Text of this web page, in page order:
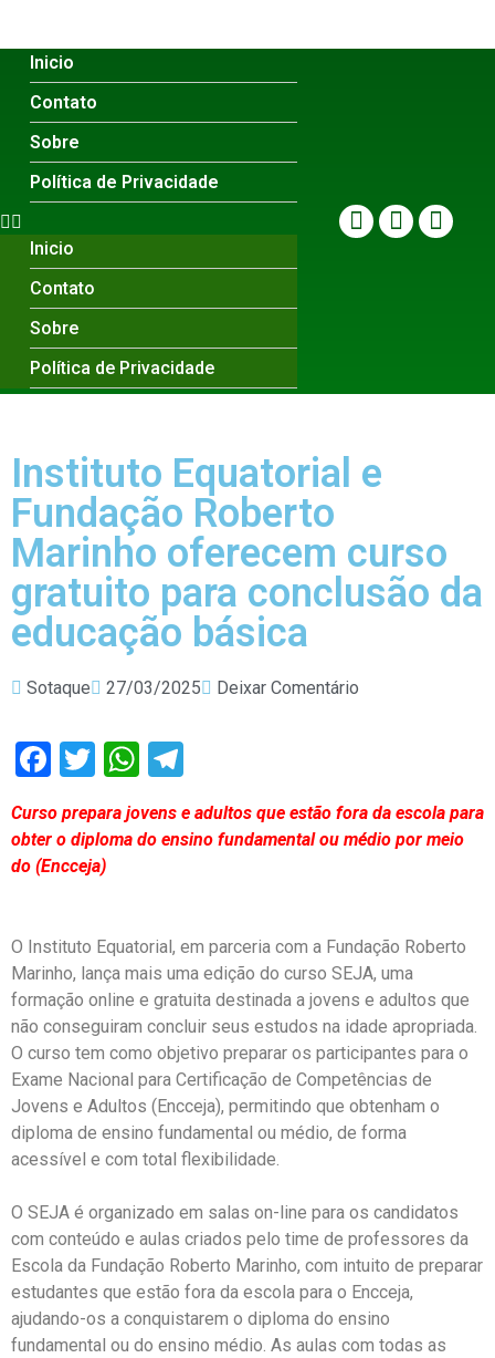
Inicio
Contato
Sobre
Política de Privacidade
Inicio
Contato
Sobre
Política de Privacidade
Instituto Equatorial e
Fundação Roberto
Marinho oferecem curso
gratuito para conclusão da
educação básica
Sotaque 27/03/2025 Deixar Comentário
Facebook
TwitterWhatsApp
Curso prepara jovens e adultos que estão fora da escola para
obter o diploma do ensino fundamental ou médio por meio
do (Encceja)
O Instituto Equatorial, em parceria com a Fundação Roberto
Marinho, lança mais uma edição do curso SEJA, uma
formação online e gratuita destinada a jovens e adultos que
não conseguiram concluir seus estudos na idade apropriada.
O curso tem como objetivo preparar os participantes para o
Exame Nacional para Certificação de Competências de
Jovens e Adultos (Encceja), permitindo que obtenham o
diploma de ensino fundamental ou médio, de forma
acessível e com total flexibilidade.
O SEJA é organizado em salas on-line para os candidatos
com conteúdo e aulas criados pelo time de professores da
Escola da Fundação Roberto Marinho, com intuito de preparar
estudantes que estão fora da escola para o Encceja,
ajudando-os a conquistarem o diploma do ensino
fundamental ou do ensino médio. As aulas com todas as